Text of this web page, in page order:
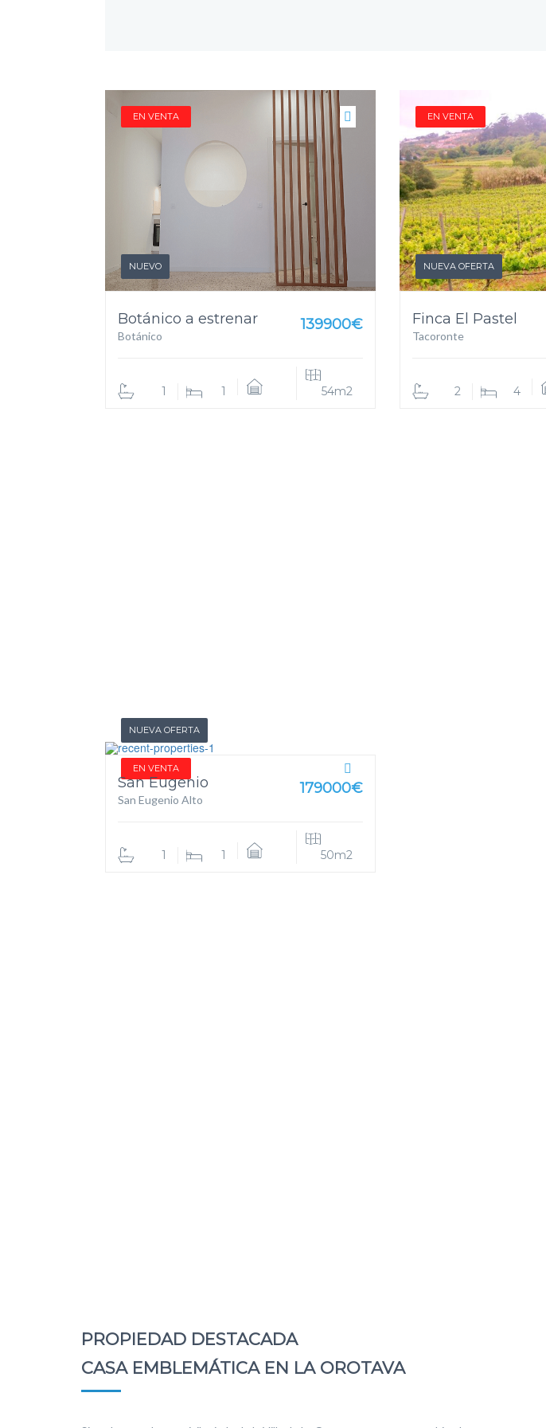
EN VENTA
NUEVO
Botánico a estrenar
Botánico
139900€
1 1 54m2
EN VENTA
NUEVA OFERTA
Finca El Pastel
Tacoronte
2 4
EN VENTA
NUEVA OFERTA
San Eugenio
San Eugenio Alto
179000€
1 1 50m2
PROPIEDAD DESTACADA
CASA EMBLEMÁTICA EN LA OROTAVA